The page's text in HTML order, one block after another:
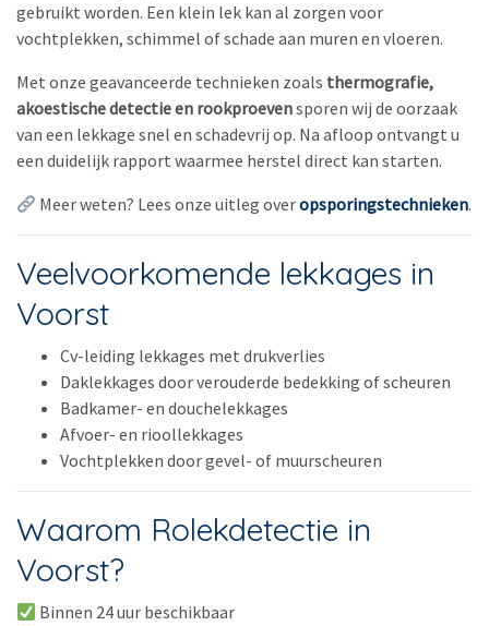
gebruikt worden. Een klein lek kan al zorgen voor
vochtplekken, schimmel of schade aan muren en vloeren.
Met onze geavanceerde technieken zoals thermografie,
akoestische detectie en rookproevensporen wij de oorzaak
van een lekkage snel en schadevrij op. Na afloop ontvangt u
een duidelijk rapport waarmee herstel direct kan starten.
Meer weten? Lees onze uitleg overopsporingstechnieken.
Veelvoorkomende lekkages in
Voorst
Cv-leiding lekkages met drukverlies
Daklekkages door verouderde bedekking of scheuren
Badkamer- en douchelekkages
Afvoer- en rioollekkages
Vochtplekken door gevel- of muurscheuren
Waarom Rolekdetectie in
Voorst?
Binnen 24 uur beschikbaar